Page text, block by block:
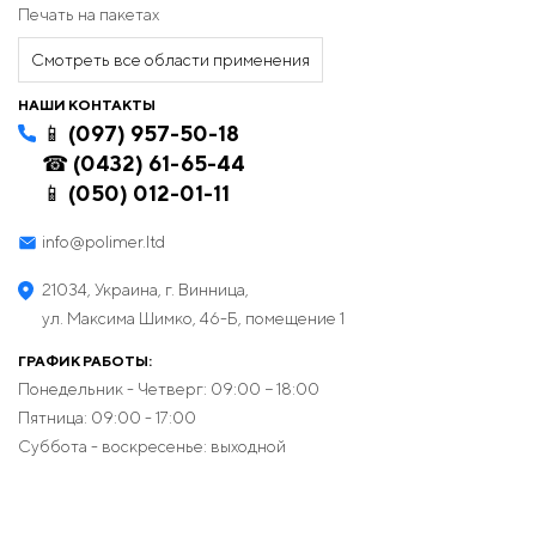
логотип и маркетинговые сообщения могут
быть нанесены на пленку, что поможет
повысить узнаваемость вашего бренда.
Оптимизация логистики:
Эффективная логистика: Благодаря нашей
разветвленной сети доставки ваши заказы
Украине.
Ваш надежный партнер в сфере
полиэтиленовой упаковки
Мы понимаем, что успех вашего бизнеса зависит от
качества упаковки. Выбирая «Полимер», вы выбираете не
способного удовлетворить самые высокие требования
вашего бизнеса.
Печать на пакетах
Смотреть все области применения
НАШИ КОНТАКТЫ
📱 (097) 957-50-18
☎ (0432) 61-65-44
📱 (050) 012-01-11
info@polimer.ltd
21034, Украина, г. Винница,
ул. Максима Шимко, 46-Б, помещение 1
ГРАФИК РАБОТЫ:
Понедельник - Четверг: 09:00 − 18:00
Пятница: 09:00 - 17:00
Суббота - воскресенье: выходной